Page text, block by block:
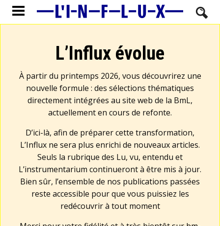
L’Influx évolue
À partir du printemps 2026, vous découvrirez une
nouvelle formule : des sélections thématiques
directement intégrées au site web de la BmL,
actuellement en cours de refonte.
D’ici-là, afin de préparer cette transformation,
L’Influx ne sera plus enrichi de nouveaux articles.
Seuls la rubrique des Lu, vu, entendu et
L’instrumentarium continueront à être mis à jour.
Bien sûr, l’ensemble de nos publications passées
reste accessible pour que vous puissiez les
redécouvrir à tout moment